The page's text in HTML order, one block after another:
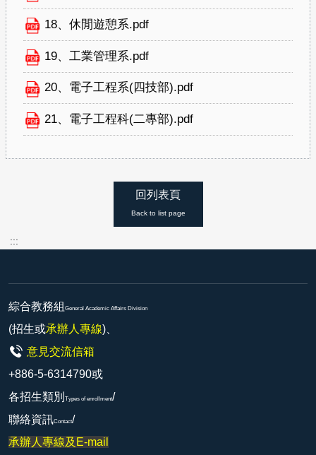
18、休閒遊憩系.pdf
19、工業管理系.pdf
20、電子工程系(四技部).pdf
21、電子工程科(二專部).pdf
回列表頁
Back to list page
:::
綜合教務組 General Academic Affairs Division
(招生或承辦人專線)、
意見交流信箱
+886-5-6314790或
各招生類別 Types of enrollment/
聯絡資訊Contact/
承辦人專線及E-mail